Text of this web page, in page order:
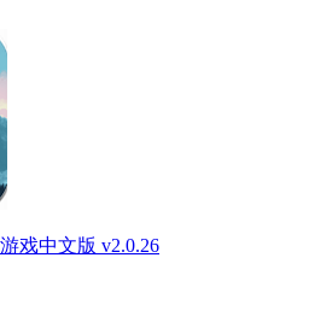
戏中文版 v2.0.26